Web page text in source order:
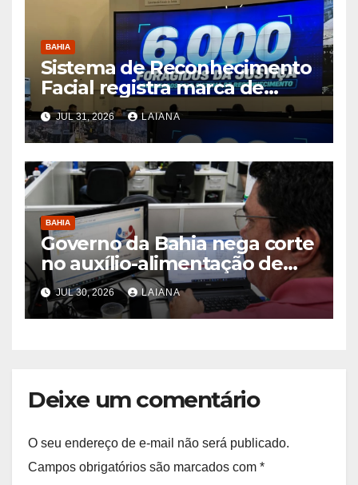
BAHIA
Sistema de Reconhecimento
Facial registra marca de
6.000 foragidos capturados
na Bahia, diz SSP
JUL 31, 2026 LAIANA
BAHIA
Governo da Bahia nega corte
no auxílio-alimentação de
servidores Reda
JUL 30, 2026 LAIANA
Deixe um comentário
O seu endereço de e-mail não será publicado.
Campos obrigatórios são marcados com *